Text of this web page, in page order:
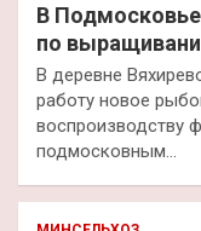
В
по
В деревне
работу новое
воспроизводству
подмосковным…